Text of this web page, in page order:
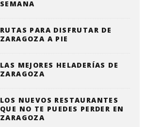
SEMANA
RUTAS PARA DISFRUTAR DE
ZARAGOZA A PIE
LAS MEJORES HELADERÍAS DE
ZARAGOZA
LOS NUEVOS RESTAURANTES
QUE NO TE PUEDES PERDER EN
ZARAGOZA